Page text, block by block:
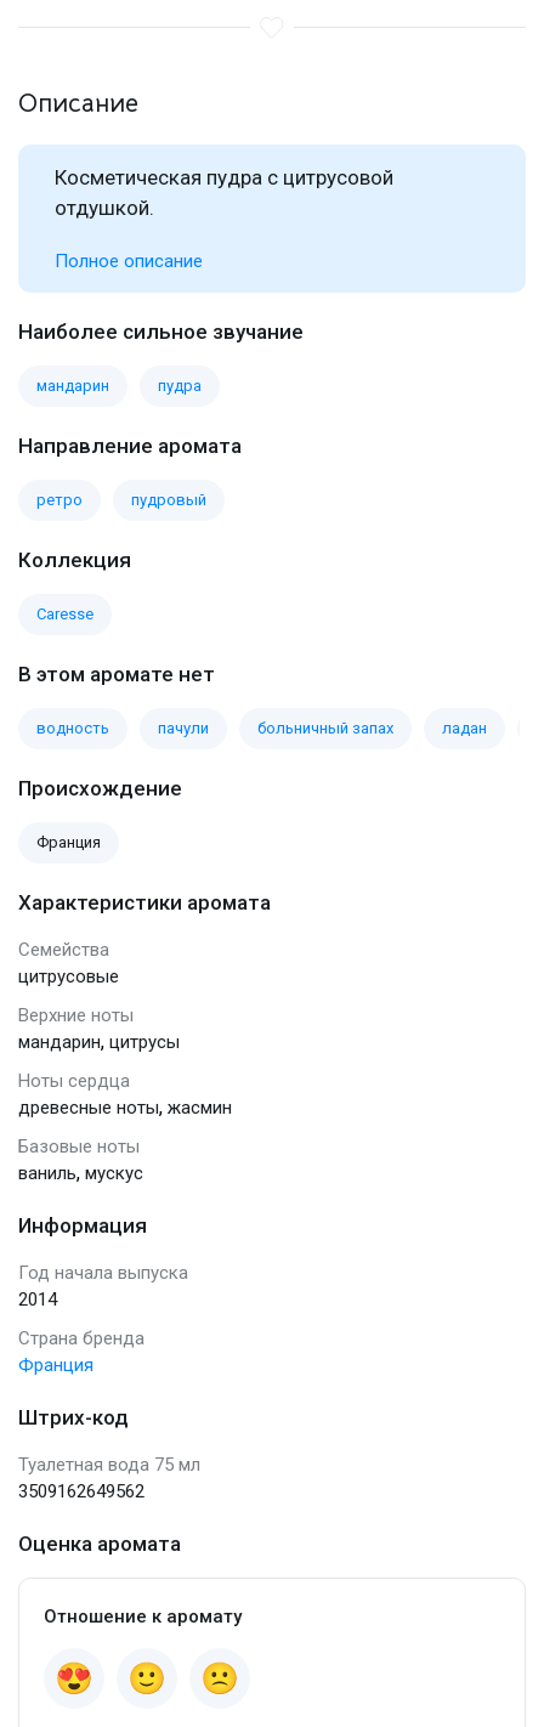
Описание
Косметическая пудра с цитрусовой
отдушкой.
Полное описание
Наиболее сильное звучание
мандарин пудра
Направление аромата
ретро пудровый
Коллекция
Caresse
В этом аромате нет
водность пачули больничный запах ладан
Происхождение
Франция
Характеристики аромата
Семейства
цитрусовые
Верхние ноты
мандарин, цитрусы
Ноты сердца
древесные ноты, жасмин
Базовые ноты
ваниль, мускус
Информация
Год начала выпуска
2014
Страна бренда
Франция
Штрих-код
Туалетная вода 75 мл
3509162649562
Оценка аромата
Отношение к аромату